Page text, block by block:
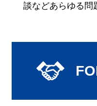
談などあらゆる問